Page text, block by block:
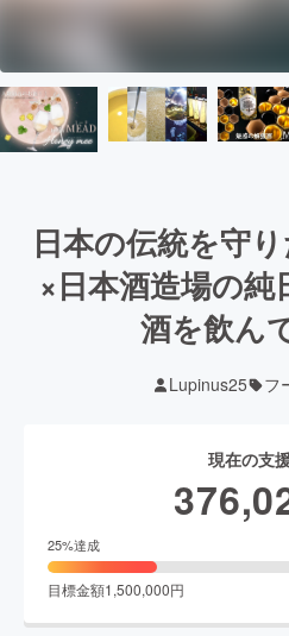
日本の伝統を守
×日本酒造場の純
酒を飲ん
Lupinus25 フ
現在の支
25%達成
目標金額1,500,000円